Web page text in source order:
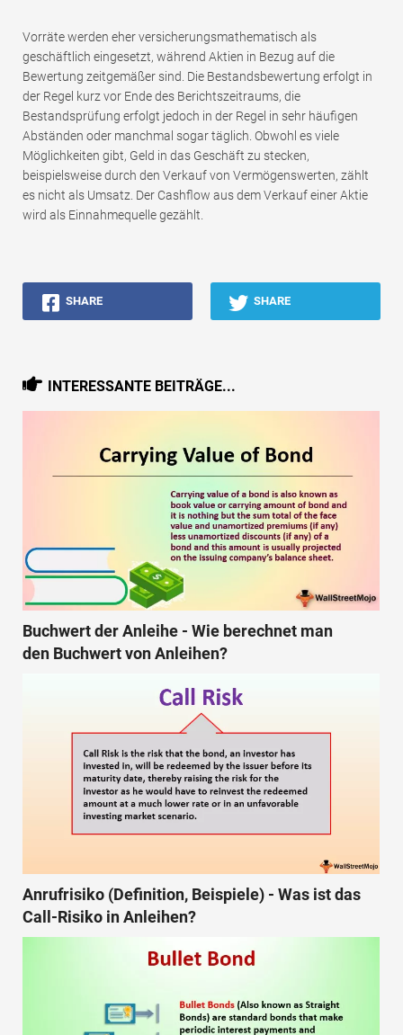
Vorräte werden eher versicherungsmathematisch als
geschäftlich eingesetzt, während Aktien in Bezug auf die
Bewertung zeitgemäßer sind. Die Bestandsbewertung erfolgt in
der Regel kurz vor Ende des Berichtszeitraums, die
Bestandsprüfung erfolgt jedoch in der Regel in sehr häufigen
Abständen oder manchmal sogar täglich. Obwohl es viele
Möglichkeiten gibt, Geld in das Geschäft zu stecken,
beispielsweise durch den Verkauf von Vermögenswerten, zählt
es nicht als Umsatz. Der Cashflow aus dem Verkauf einer Aktie
wird als Einnahmequelle gezählt.
SHARE SHARE
INTERESSANTE BEITRÄGE...
Buchwert der Anleihe - Wie berechnet man
den Buchwert von Anleihen?
Anrufrisiko (Definition, Beispiele) - Was ist das
Call-Risiko in Anleihen?